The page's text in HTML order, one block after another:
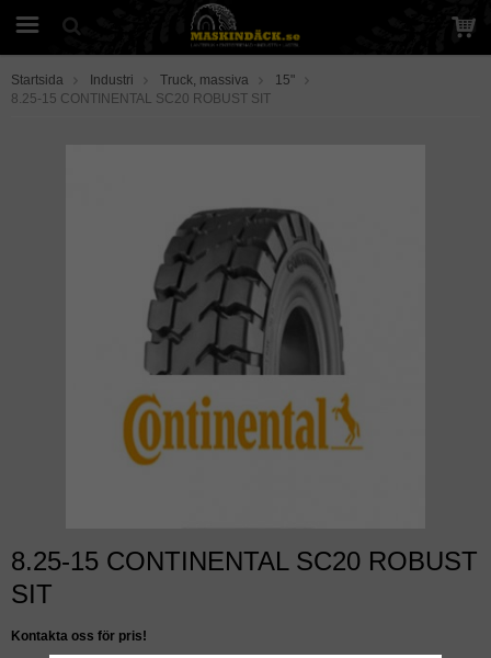
Startsida Industri Truck, massiva
15"
8.25-15 CONTINENTAL SC20 ROBUST SIT
8.25-15 CONTINENTAL SC20 ROBUST
SIT
Kontakta oss för pris!